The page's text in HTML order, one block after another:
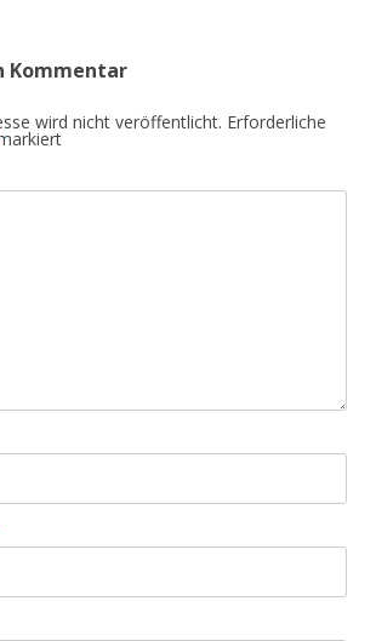
Kommentar
wird nicht veröffentlicht. Erforderliche